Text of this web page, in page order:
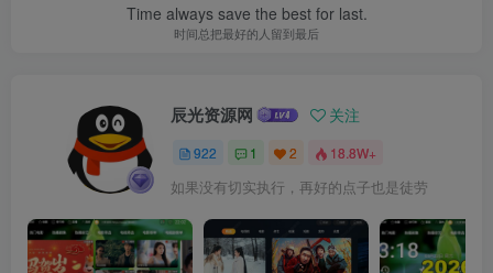
Time always save the best for last.
时间总把最好的人留到最后
辰光资源网 关注
922 1 2 18.8W+
如果没有切实执行，再好的点子也是徒劳